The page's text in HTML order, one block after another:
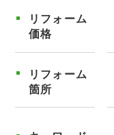
リフォーム
価格
リフォーム
箇所